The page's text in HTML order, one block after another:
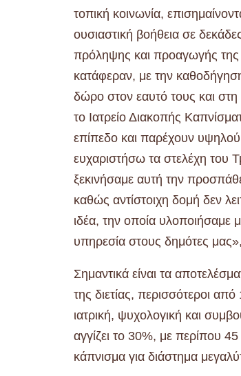
τοπική κοινωνία,
ουσιαστική βοήθεια σε
πρόληψης και προαγωγής της
κατάφεραν, με την
δώρο στον εαυτό τους και
το Ιατρείο Διακοπής
επίπεδο και παρέχουν
ευχαριστήσω τα στελέχη του
ξεκινήσαμε αυτή την
καθώς αντίστοιχη δομή δεν
ιδέα, την οποία υλοποιήσαμε
υπηρεσία στους δημότες
Σημαντικά είναι τα
της διετίας, περισσότεροι
ιατρική, ψυχολογική και
αγγίζει το 30%, με περίπου
κάπνισμα για διάστημα